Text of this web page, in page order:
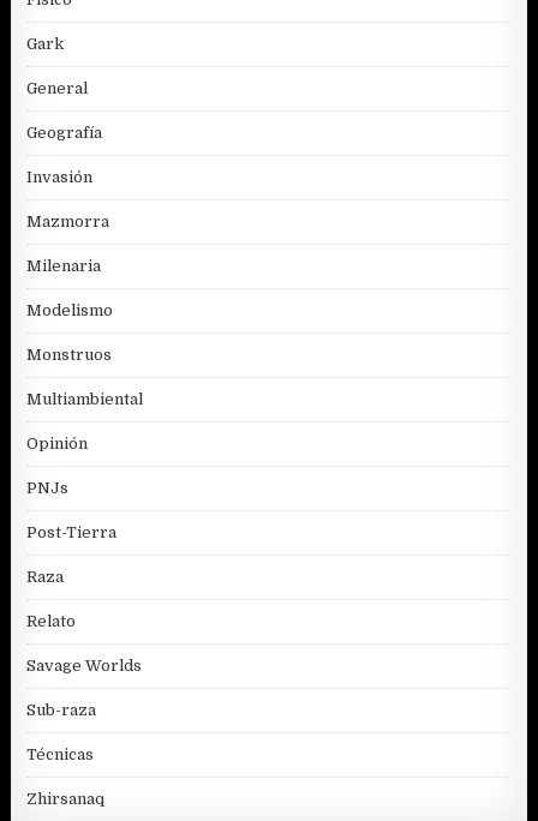
Gark
General
Geografía
Invasión
Mazmorra
Milenaria
Modelismo
Monstruos
Multiambiental
Opinión
PNJs
Post-Tierra
Raza
Relato
Savage Worlds
Sub-raza
Técnicas
Zhirsanaq